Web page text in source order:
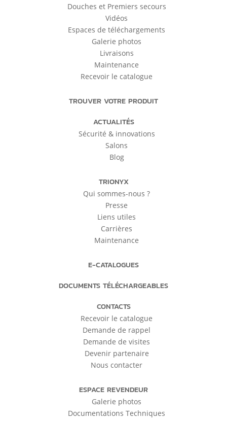
Douches et Premiers secours
Vidéos
Espaces de téléchargements
Galerie photos
Livraisons
Maintenance
Recevoir le catalogue
TROUVER VOTRE PRODUIT
ACTUALITÉS
Sécurité & innovations
Salons
Blog
TRIONYX
Qui sommes-nous ?
Presse
Liens utiles
Carrières
Maintenance
E-CATALOGUES
DOCUMENTS TÉLÉCHARGEABLES
CONTACTS
Recevoir le catalogue
Demande de rappel
Demande de visites
Devenir partenaire
Nous contacter
ESPACE REVENDEUR
Galerie photos
Documentations Techniques